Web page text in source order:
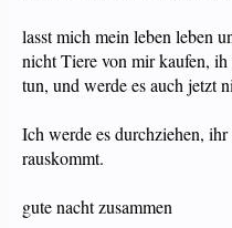
lasst mich mein leben leben
nicht Tiere von mir kaufen,
tun, und werde es auch jetzt
Ich werde es durchziehen,
rauskommt.
gute nacht zusammen